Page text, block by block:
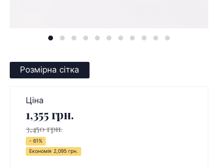
Розмірна сітка
Ціна
1,355 грн.
3,450 грн.
- 61%
Економія 2,095 грн.